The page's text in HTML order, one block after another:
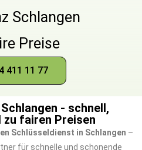
Schlangen
Preise
411 11 77
- schnell,
zu fairen Preisen
Schlüsseldienst in Schlangen –
für schnelle und schonende